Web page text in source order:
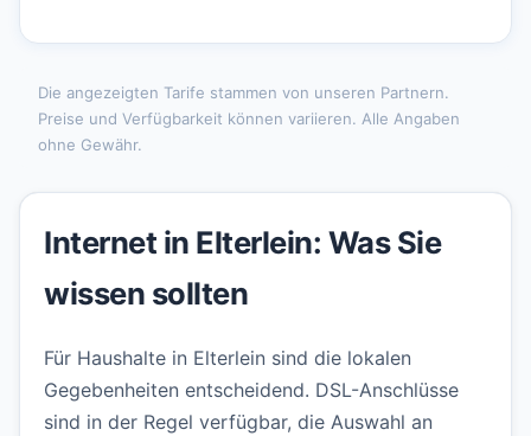
Die angezeigten Tarife stammen von unseren Partnern.
Preise und Verfügbarkeit können variieren. Alle Angaben
ohne Gewähr.
Internet in Elterlein: Was Sie
wissen sollten
Für Haushalte in Elterlein sind die lokalen
Gegebenheiten entscheidend. DSL-Anschlüsse
sind in der Regel verfügbar, die Auswahl an